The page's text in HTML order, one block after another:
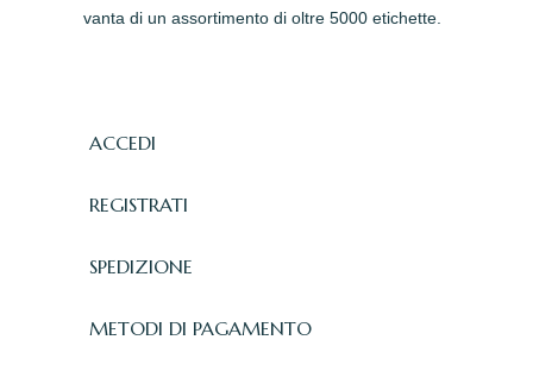
vanta di un assortimento di oltre 5000 etichette.
ACCEDI
REGISTRATI
SPEDIZIONE
METODI DI PAGAMENTO